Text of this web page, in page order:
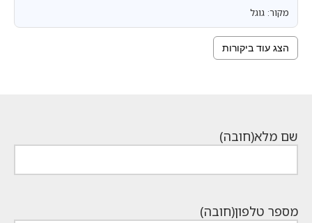
מקור: גוגל
הצג עוד ביקורות
שם מלא(חובה)
מספר טלפון(חובה)